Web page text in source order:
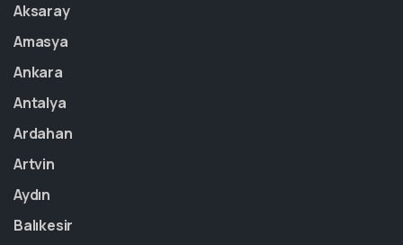
Aksaray
Amasya
Ankara
Antalya
Ardahan
Artvin
Aydın
Balıkesir